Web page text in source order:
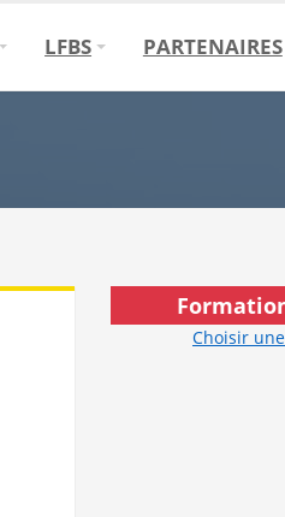
LFBS PARTENAIRES
Choisir